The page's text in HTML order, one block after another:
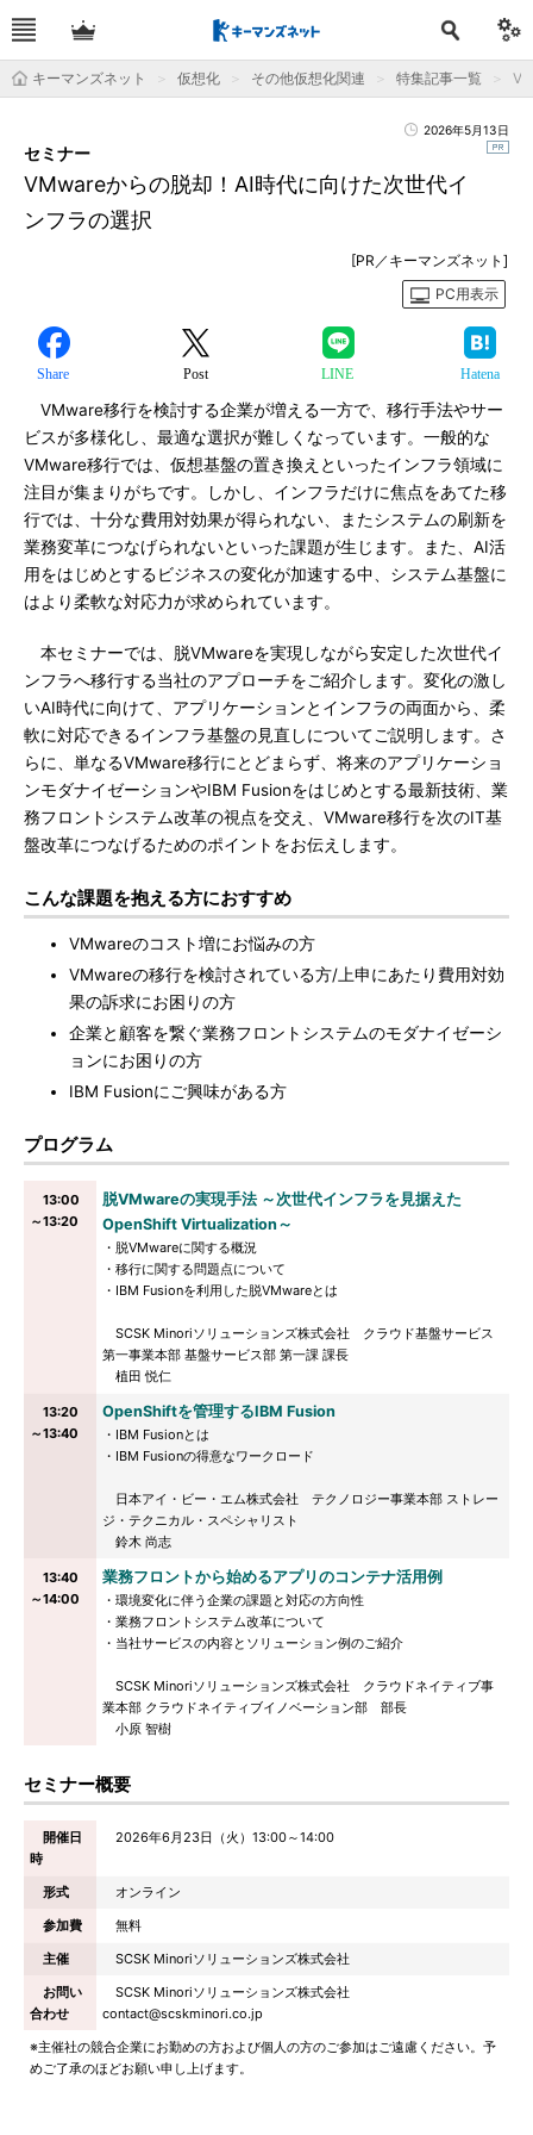
キーマンズネット 仮想化 その他仮想化関連 特集記事一覧
2026年5月13日
VMwareからの脱却！AI時代に向けた次世代イ
ンフラの選択
セミナー
[PR／キーマンズネット]
PC用表示
Share Post LINE Hatena
VMware移行を検討する企業が増える一方で、移行手法やサー
ビスが多様化し、最適な選択が難しくなっています。一般的な
VMware移行では、仮想基盤の置き換えといったインフラ領域に
注目が集まりがちです。しかし、インフラだけに焦点をあてた移
行では、十分な費用対効果が得られない、またシステムの刷新を
業務変革につなげられないといった課題が生じます。また、AI活
用をはじめとするビジネスの変化が加速する中、システム基盤に
はより柔軟な対応力が求められています。
本セミナーでは、脱VMwareを実現しながら安定した次世代イ
ンフラへ移行する当社のアプローチをご紹介します。変化の激し
いAI時代に向けて、アプリケーションとインフラの両面から、柔
軟に対応できるインフラ基盤の見直しについてご説明します。さ
らに、単なるVMware移行にとどまらず、将来のアプリケーショ
ンモダナイゼーションやIBM Fusionをはじめとする最新技術、業
務フロントシステム改革の視点を交え、VMware移行を次のIT基
盤改革につなげるためのポイントをお伝えします。
こんな課題を抱える方におすすめ
VMwareのコスト増にお悩みの方
VMwareの移行を検討されている方/上申にあたり費用対効
果の訴求にお困りの方
企業と顧客を繋ぐ業務フロントシステムのモダナイゼーシ
ョンにお困りの方
IBM Fusionにご興味がある方
プログラム
13:00
～13:20
脱VMwareの実現手法 ～次世代インフラを見据えた
OpenShift Virtualization～
・脱VMwareに関する概況
・移行に関する問題点について
・IBM Fusionを利用した脱VMwareとは
SCSK Minoriソリューションズ株式会社 クラウド基盤サービス
第一事業本部 基盤サービス部 第一課 課長
植田 悦仁
13:20
～13:40
OpenShiftを管理するIBM Fusion
・IBM Fusionとは
・IBM Fusionの得意なワークロード
日本アイ・ビー・エム株式会社 テクノロジー事業本部 ストレー
ジ・テクニカル・スペシャリスト
鈴木 尚志
13:40
～14:00
業務フロントから始めるアプリのコンテナ活用例
・環境変化に伴う企業の課題と対応の方向性
・業務フロントシステム改革について
・当社サービスの内容とソリューション例のご紹介
SCSK Minoriソリューションズ株式会社 クラウドネイティブ事
業本部 クラウドネイティブイノベーション部 部長
小原 智樹
セミナー概要
開催日
時
2026年6月23日（火）13:00～14:00
形式
オンライン
参加費
無料
主催
SCSK Minoriソリューションズ株式会社
お問い
合わせ
SCSK Minoriソリューションズ株式会社
contact@scskminori.co.jp
※主催社の競合企業にお勤めの方および個人の方のご参加はご遠慮ください。予
めご了承のほどお願い申し上げます。